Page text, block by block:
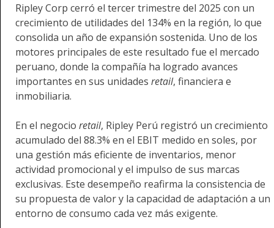
Ripley Corp cerró el tercer trimestre del 2025 con un
crecimiento de utilidades del 134% en la región, lo que
consolida un año de expansión sostenida. Uno de los
motores principales de este resultado fue el mercado
peruano, donde la compañía ha logrado avances
importantes en sus unidades retail, financiera e
inmobiliaria.
En el negocio retail, Ripley Perú registró un crecimiento
acumulado del 88.3% en el EBIT medido en soles, por
una gestión más eficiente de inventarios, menor
actividad promocional y el impulso de sus marcas
exclusivas. Este desempeño reafirma la consistencia de
su propuesta de valor y la capacidad de adaptación a un
entorno de consumo cada vez más exigente.